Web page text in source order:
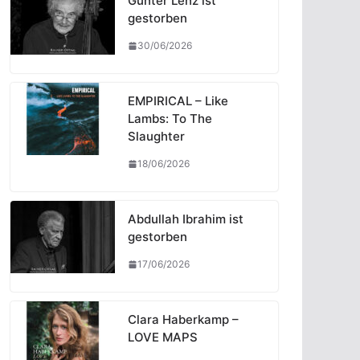
gestorben
30/06/2026
EMPIRICAL – Like
Lambs: To The
Slaughter
18/06/2026
Abdullah Ibrahim ist
gestorben
17/06/2026
Clara Haberkamp –
LOVE MAPS